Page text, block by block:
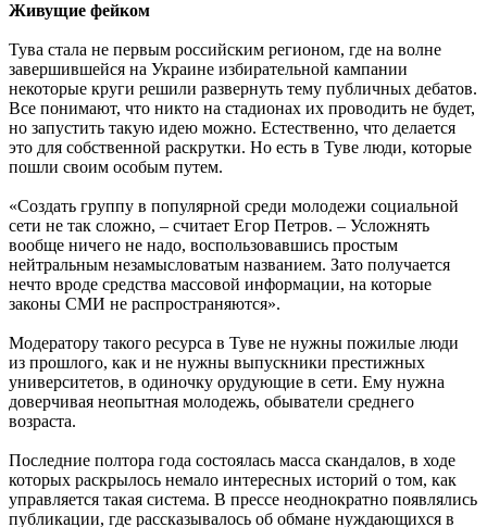
Живущие фейком
Тува стала не первым российским регионом, где на волне
завершившейся на Украине избирательной кампании
некоторые круги решили развернуть тему публичных дебатов.
Все понимают, что никто на стадионах их проводить не будет,
но запустить такую идею можно. Естественно, что делается
это для собственной раскрутки. Но есть в Туве люди, которые
пошли своим особым путем.
«Создать группу в популярной среди молодежи социальной
сети не так сложно, – считает Егор Петров. – Усложнять
вообще ничего не надо, воспользовавшись простым
нейтральным незамысловатым названием. Зато получается
нечто вроде средства массовой информации, на которые
законы СМИ не распространяются».
Модератору такого ресурса в Туве не нужны пожилые люди
из прошлого, как и не нужны выпускники престижных
университетов, в одиночку орудующие в сети. Ему нужна
доверчивая неопытная молодежь, обыватели среднего
возраста.
Последние полтора года состоялась масса скандалов, в ходе
которых раскрылось немало интересных историй о том, как
управляется такая система. В прессе неоднократно появлялись
публикации, где рассказывалось об обмане нуждающихся в